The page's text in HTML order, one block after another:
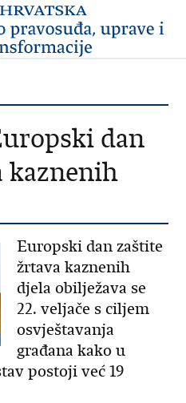
dan
kaznenih
Europski dan zaštite
žrtava kaznenih
djela obilježava se
22. veljače s ciljem
osvještavanja
građana kako u
postoji već 19